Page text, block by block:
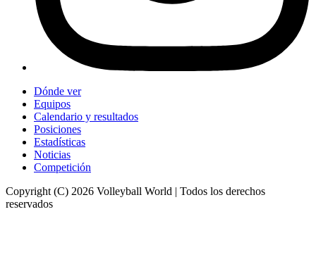
Dónde ver
Equipos
Calendario y resultados
Posiciones
Estadísticas
Noticias
Competición
Copyright (C) 2026 Volleyball World | Todos los derechos
reservados